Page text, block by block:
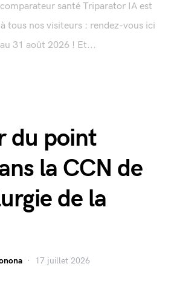
santé Triparator IA est
tous nos visiteurs : rendez-vous ici
31 août 2026 ! Et...
du point
la CCN de
de la
17 juillet 2026